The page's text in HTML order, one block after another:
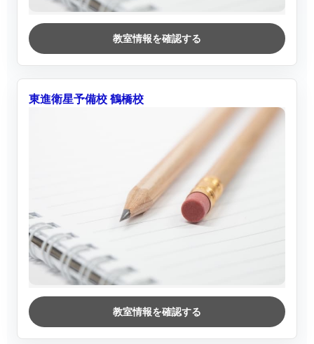
教室情報を確認する
東進衛星予備校 鶴橋校
教室情報を確認する